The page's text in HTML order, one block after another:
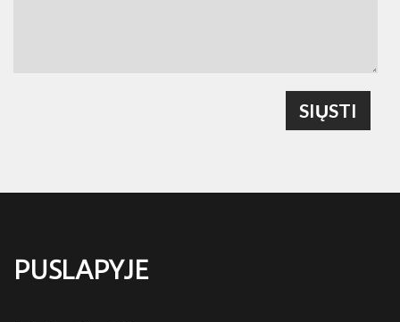
SIŲSTI
PUSLAPYJE